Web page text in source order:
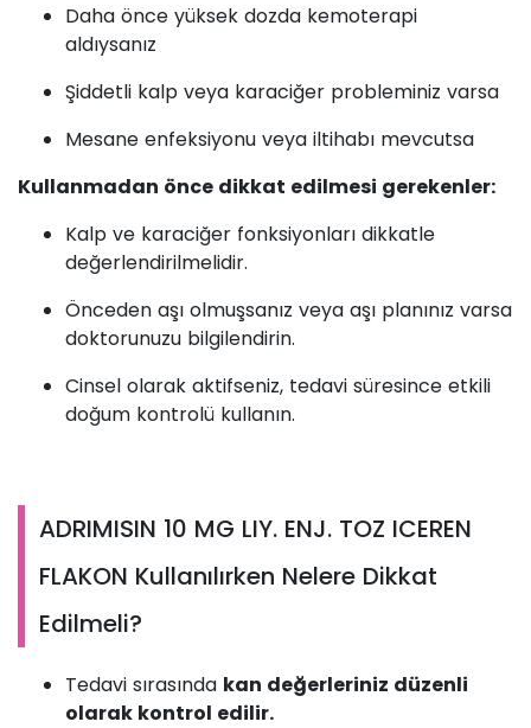
Daha önce yüksek dozda kemoterapi
aldıysanız
Şiddetli kalp veya karaciğer probleminiz varsa
Mesane enfeksiyonu veya iltihabı mevcutsa
Kullanmadan önce dikkat edilmesi gerekenler:
Kalp ve karaciğer fonksiyonları dikkatle
değerlendirilmelidir.
Önceden aşı olmuşsanız veya aşı planınız varsa
doktorunuzu bilgilendirin.
Cinsel olarak aktifseniz, tedavi süresince etkili
doğum kontrolü kullanın.
ADRIMISIN 10 MG LIY. ENJ. TOZ ICEREN
FLAKON Kullanılırken Nelere Dikkat
Edilmeli?
Tedavi sırasında kan değerleriniz düzenli
olarak kontrol edilir.